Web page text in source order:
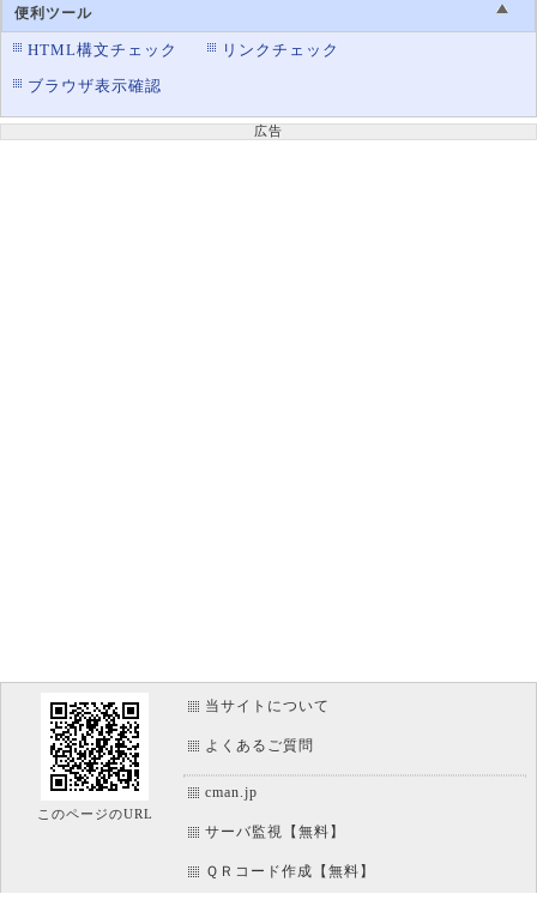
便利ツール
HTML構文チェック
リンクチェック
ブラウザ表示確認
広告
このページのURL
当サイトについて
よくあるご質問
cman.jp
サーバ監視【無料】
ＱＲコード作成【無料】